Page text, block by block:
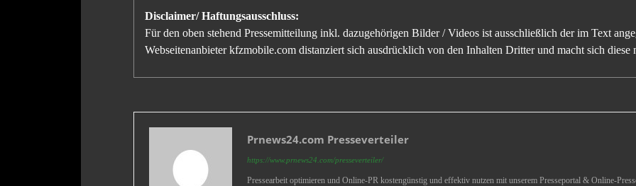
Disclaimer/ Haftungsausschluss:
Für den oben stehend Pressemitteilung inkl. dazugehörigen Bilder / Videos ist ausschließlich der im Text
Webseitenanbieter kfzmobile.com distanziert sich ausdrücklich von den Inhalten Dritter und macht sich diese
Prnews24.com Presseverteiler
https://www.prnews24.com/presseverteiler/
Pressearbeit optimieren und Online-PR kostengünstig und effektiv nutzen mit unserem Presseportal & Online-